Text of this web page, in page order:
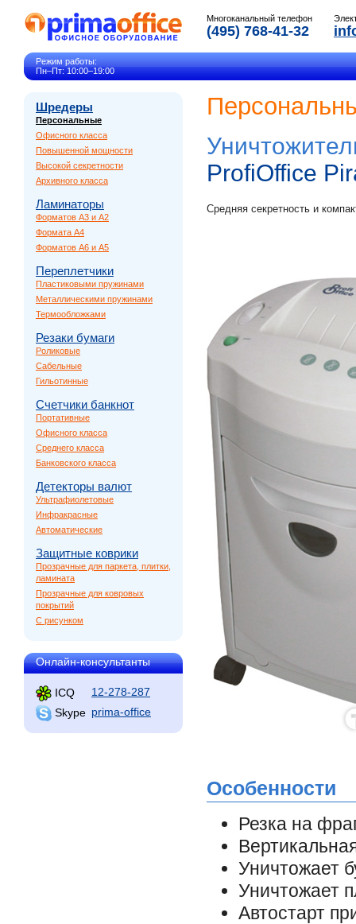
Многоканальный телефон
(495) 768-41-32
Режим работы:
Пн–Пт: 10:00–19:00
Шредеры
Персональные
Офисного класса
Повышенной мощности
Высокой секретности
Архивного класса
Ламинаторы
Форматов A3 и A2
Формата A4
Форматов A6 и A5
Переплетчики
Пластиковыми пружинами
Металлическими пружинами
Термообложками
Резаки бумаги
Роликовые
Сабельные
Гильотинные
Счетчики банкнот
Портативные
Офисного класса
Среднего класса
Банковского класса
Детекторы валют
Ультрафиолетовые
Инфракрасные
Автоматические
Защитные коврики
Прозрачные для паркета, плитки,
ламината
Прозрачные для ковровых
покрытий
С рисунком
Онлайн-консультанты
ICQ
12-278-287
Skype prima-office
ProfiOffice
Средняя секретность и
Особенности
Резка на
Уничтожает
Уничтожает
Автостарт